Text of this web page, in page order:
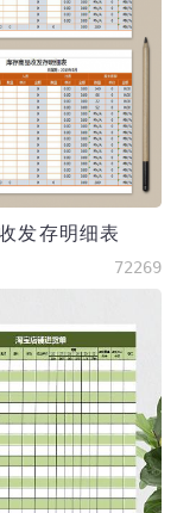
发存明细表
72269